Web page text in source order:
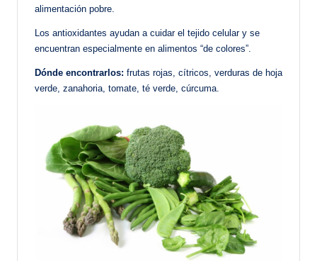
alimentación pobre.
Los antioxidantes ayudan a cuidar el tejido celular y se
encuentran especialmente en alimentos “de colores”.
Dónde encontrarlos: frutas rojas, cítricos, verduras de hoja
verde, zanahoria, tomate, té verde, cúrcuma.